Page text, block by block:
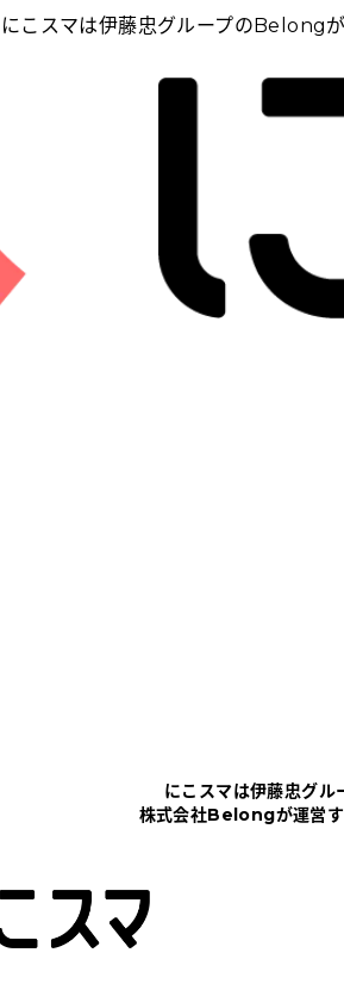
にこスマは伊藤忠グループのBelong
にこスマは伊藤忠グル
株式会社Belongが運営す